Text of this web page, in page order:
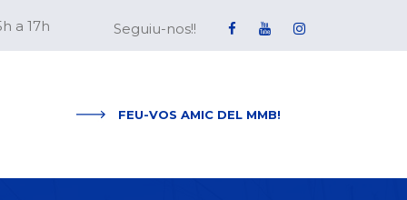
a 17h Seguiu-nos!!
FEU-VOS AMIC DEL MMB!